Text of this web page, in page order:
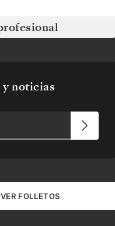
y noticias
VER FOLLETOS